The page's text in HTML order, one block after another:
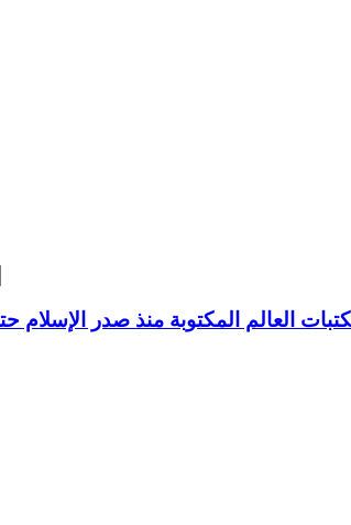
المكتوبة منذ صدر الإسلام حتى سنة 500 ھ